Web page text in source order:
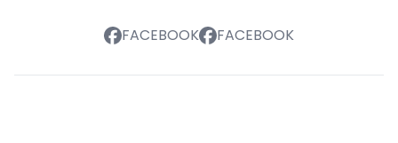
FACEBOOK FACEBOOK